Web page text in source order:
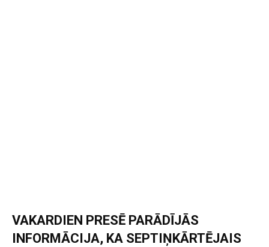
VAKARDIEN PRESĒ PARĀDĪJĀS
INFORMĀCIJA, KA SEPTIŅKĀRTĒJAIS